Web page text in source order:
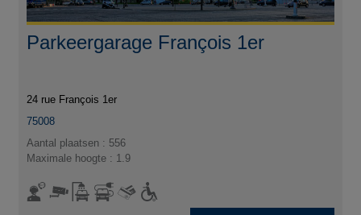
Parkeergarage François 1er
24 rue François 1er
75008
Aantal plaatsen : 556
Maximale hoogte : 1.9